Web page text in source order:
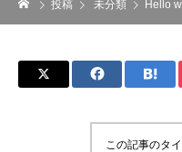
投稿 未分類 Hello
この記事のタ